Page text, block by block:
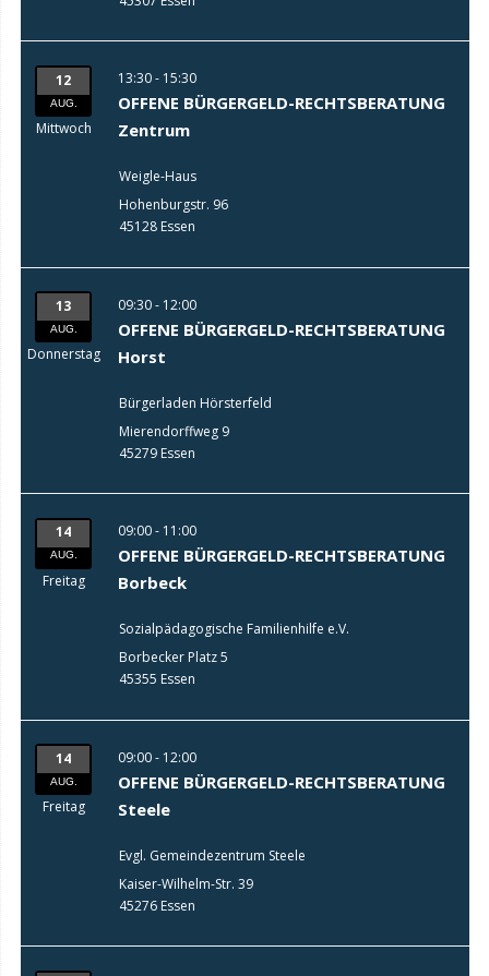
12
AUG.
Mittwoch
13:30 - 15:30
OFFENE BÜRGERGELD-RECHTSBERATUNG
Zentrum
Weigle-Haus
Hohenburgstr. 96
45128 Essen
13
AUG.
Donnerstag
09:30 - 12:00
OFFENE BÜRGERGELD-RECHTSBERATUNG
Horst
Bürgerladen Hörsterfeld
Mierendorffweg 9
45279 Essen
14
AUG.
Freitag
09:00 - 11:00
OFFENE BÜRGERGELD-RECHTSBERATUNG
Borbeck
Sozialpädagogische Familienhilfe e.V.
Borbecker Platz 5
45355 Essen
14
AUG.
Freitag
09:00 - 12:00
OFFENE BÜRGERGELD-RECHTSBERATUNG
Steele
Evgl. Gemeindezentrum Steele
Kaiser-Wilhelm-Str. 39
45276 Essen